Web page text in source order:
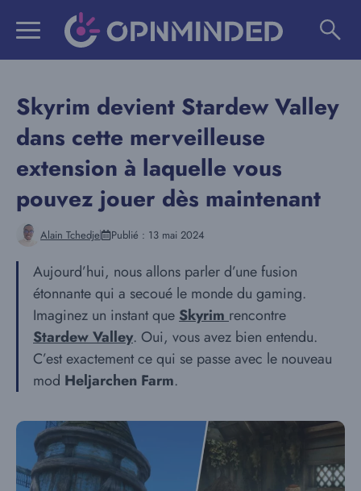
Skyrim devient Stardew Valley
dans cette merveilleuse
extension à laquelle vous
pouvez jouer dès maintenant
Alain Tchedje Publié : 13 mai 2024
Aujourd’hui, nous allons parler d’une fusion
étonnante qui a secoué le monde du gaming.
Imaginez un instant que Skyrim rencontre
Stardew Valley. Oui, vous avez bien entendu.
C’est exactement ce qui se passe avec le nouveau
mod Heljarchen Farm.